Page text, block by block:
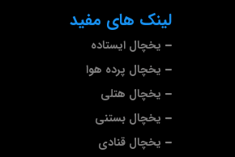
لینک های مفید
یخچال ایستاده
یخچال پرده هوا
یخچال هتلی
یخچال بستنی
یخچال قنادی